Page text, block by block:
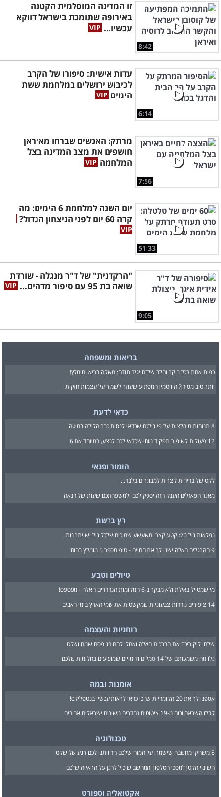
8:42
זו המדינה המוסלמית הקטנה
באירופה שתומכת בישראל דווקא
עכשיו...
6:14
עדות אישית: סיפורו של הקרב
לכיבוש ירושלים במלחמת ששת
הימים
7:56
מרתק: האנשים שברחו מאיראן
חושפים את מצב המדינה בצל
המלחמה
51:33
יום השנה למלחמת 6 הימים: מה
קרה 60 יום לפני הניצחון הגדול?
9:05
"הרקדנית" של ד"ר מנגלה - שורדת
שואה בת 95 עם סיפור מדהים...
בריאות ומשפחה
כפית אחת בכל בוקר והלב שלכם יגיד תודה: משקה בריא ומומלץ!
יותר טוב מסידן? הוויטמין המפתיע שעוזר לשמור על עצמות חזקות
כדאי לדעת
8 תנוחות מומלצות על פי גילכם שכדאי לנסות כבר הלילה במיטה
12 פעולות לשיפור תפקוד מוחי שכדאי לכם לבצע, במיוחד את 6!
הומור ופנאי
לקט של בדיחות קצרות למבוגרים בלבד...
מאגר הפאזלים הענק הזה יספק לכם ולמשפחתכם שעות של הנאה
רץ ברשת
נפלאות גיל 70: קטע קצר ומשעשע שמוכיח שלכל גיל יש יתרונות!
9 ההרגלים האלה ישנו לך את החיים - טיפ מספר 5 מומלץ בחום!
טיולים וטבע
מי שמטייל באילת ולא מבקר ב-6 המקומות הנהדרים האלה - מפספס!
14 ציפורים נודדות צבעוניות שמקשטות את שמי הארץ בימי האביב
רוחניות והעצמה
שלחו ליקיריכם את הברכות האלה ואחלו להם חג פסח שמח ושקט
גלו מה משמעותם של 14 סמלים ודימויים שמופיעים בחלומות שלכם
אומנות ובמה
אספנו לך את 20 הקומדיות שהכי כדאי לראות עכשיו בנטפליקס!
קבלו השראה וכוח מ-19 ציטוטים נהדרים משירים ישראלים אהובים
טכנולוגיה
8 משחקי מחשבה שישמרו על המוח שלכם חד ויתנו לכם רגע של שקט
השינוי הקטן למסכי הטלפון והמחשב שיכול להגן על הראייה שלכם
אקטואליה וספורט